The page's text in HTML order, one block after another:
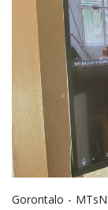
Gorontalo -